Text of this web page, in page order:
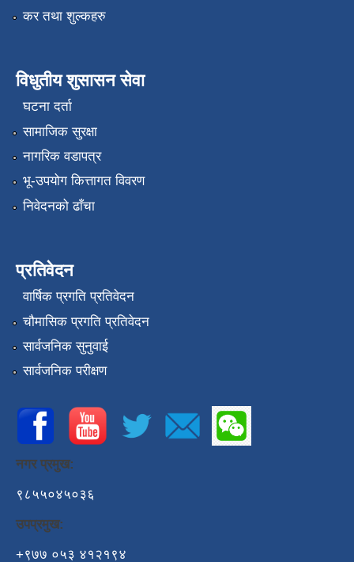
कर तथा शुल्कहरु
विधुतीय शुसासन सेवा
घटना दर्ता
सामाजिक सुरक्षा
नागरिक वडापत्र
भू-उपयोग कित्तागत विवरण
निवेदनको ढाँचा
प्रतिवेदन
वार्षिक प्रगति प्रतिवेदन
चौमासिक प्रगति प्रतिवेदन
सार्वजनिक सुनुवाई
सार्वजनिक परीक्षण
नगर प्रमुख:
९८५५०४५०३६
उपप्रमुख:
+९७७ ०५३ ४१२१९४